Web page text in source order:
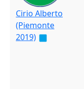
Cirio Alberto
(Piemonte
2019)